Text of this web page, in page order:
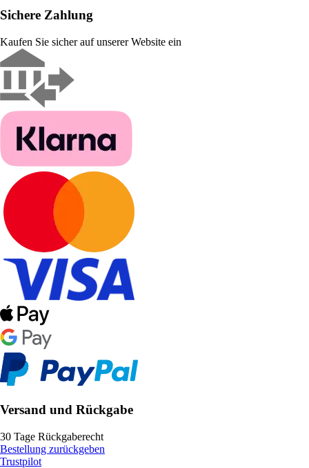
Sichere Zahlung
Kaufen Sie sicher auf unserer Website ein
Versand und Rückgabe
30 Tage Rückgaberecht
Bestellung zurückgeben
Trustpilot